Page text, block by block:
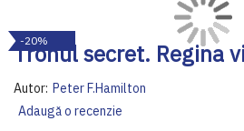
Tronul secret. Regina
Autor: Peter F.Hamilton
Adaugă o recenzie
to
the
end
of
the
-20%